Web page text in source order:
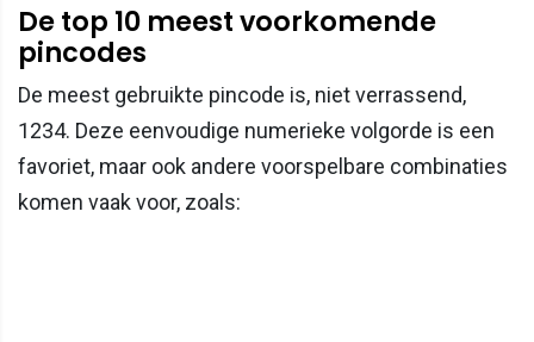
De top 10 meest voorkomende
pincodes
De meest gebruikte pincode is, niet verrassend,
1234. Deze eenvoudige numerieke volgorde is een
favoriet, maar ook andere voorspelbare combinaties
komen vaak voor, zoals: